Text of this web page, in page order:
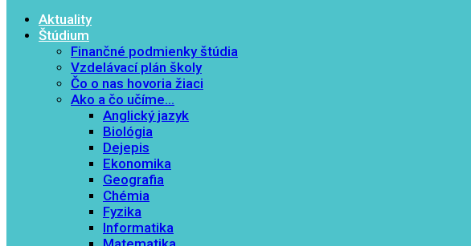
Aktuality
Štúdium
Finančné podmienky štúdia
Vzdelávací plán školy
Čo o nas hovoria žiaci
Ako a čo učíme…
Anglický jazyk
Biológia
Dejepis
Ekonomika
Geografia
Chémia
Fyzika
Informatika